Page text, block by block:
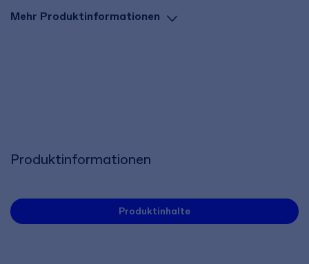
Mehr Produktinformationen
Produktinformationen
Produktinhalte